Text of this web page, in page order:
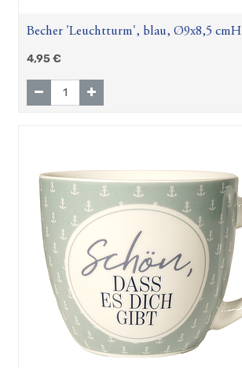
Becher 'Leuchtturm', blau, Ø9x8,5 cmH
4,95€